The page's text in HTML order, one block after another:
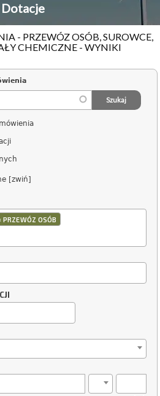
Dotacje
- PRZEWÓZ OSÓB, SUROWCE,
CHEMICZNE - WYNIKI
[zwiń]
PRZEWÓZ OSÓB